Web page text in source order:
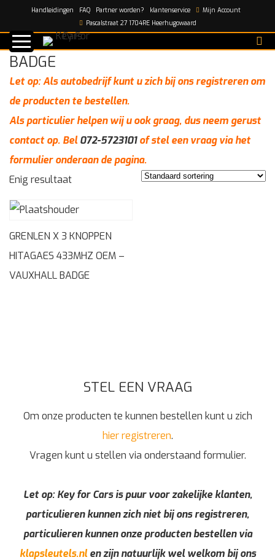
Handleidingen FAQ Partner worden? klantenservice
Mijn Account
Pascalstraat 27 1704RE Heerhugowaard
Home/BADGE
BADGE
Let op: Als autobedrijf kunt u zich bij ons registreren om
de producten te bestellen.
Als particulier helpen wij u ook graag, dus neem gerust
contact op. Bel072-5723101of stel een vraag via het
formulier onderaan de pagina.
Enig resultaat
GRENLEN X 3 KNOPPEN
HITAGAES 433MHZ OEM –
VAUXHALL BADGE
STEL EEN VRAAG
Om onze producten te kunnen bestellen kunt u zich
hier registreren.
Vragen kunt u stellen via onderstaand formulier.
Let op: Key for Cars is puur voor zakelijke klanten,
particulieren kunnen zich niet bij ons registreren,
particulieren kunnen onze producten bestellen via
klapsleutels.nlen zijn natuurlijk wel welkom bij ons